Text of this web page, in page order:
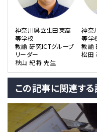
神奈川県立生田東高
等学校
教諭 研究ICTグループ
リーダー
秋山 紀将 先生
神奈
等学
教諭
松田
この記事に関連す